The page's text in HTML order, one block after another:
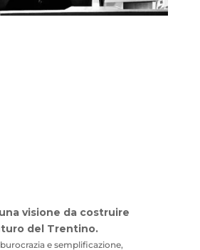
visione da costruire
del Trentino.
e semplificazione,